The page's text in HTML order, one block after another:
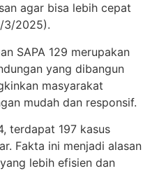
agar bisa lebih cepat
3/2025).
SAPA 129 merupakan
yang dibangun
masyarakat
mudah dan responsif.
terdapat 197 kasus
Fakta ini menjadi alasan
lebih efisien dan